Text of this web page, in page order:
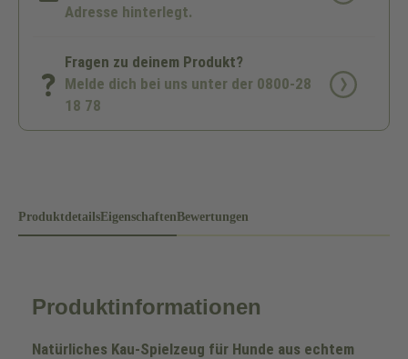
Adresse hinterlegt.
Fragen zu deinem Produkt?
Melde dich bei uns unter der 0800-28
18 78
ProduktdetailsEigenschaftenBewertungen
Produktinformationen
Natürliches Kau-Spielzeug für Hunde aus echtem